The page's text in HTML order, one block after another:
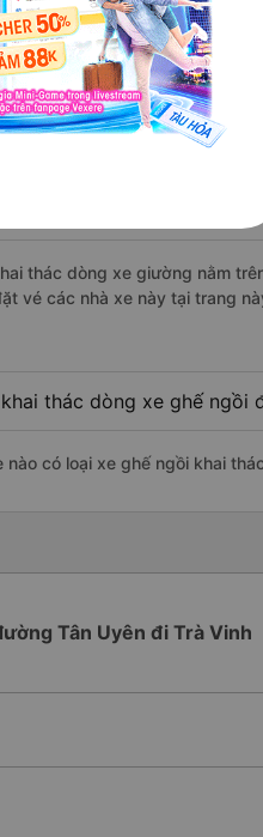
thác dòng xe
có loại xe limousine khai
thác dòng xe giường
thác dòng xe giường nằm
vé các nhà xe này tại trang
thác dòng xe ghế ngồi
có loại xe ghế ngồi khai
Tân Uyên đi Trà Vinh